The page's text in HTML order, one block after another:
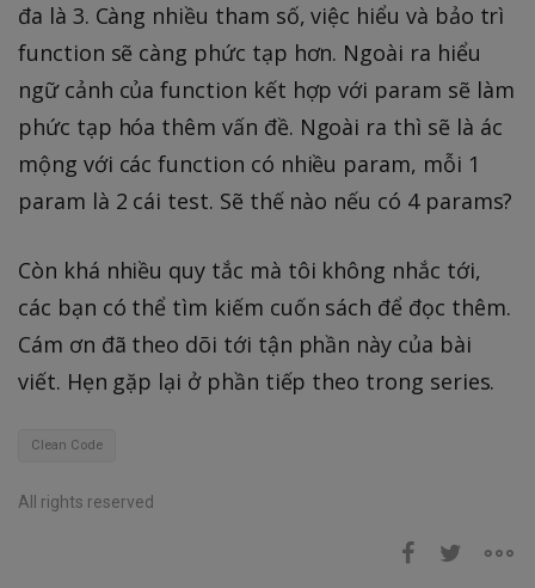
đa là 3. Càng nhiều tham số, việc hiểu và bảo trì
function sẽ càng phức tạp hơn. Ngoài ra hiểu
ngữ cảnh của function kết hợp với param sẽ làm
phức tạp hóa thêm vấn đề. Ngoài ra thì sẽ là ác
mộng với các function có nhiều param, mỗi 1
param là 2 cái test. Sẽ thế nào nếu có 4 params?
Còn khá nhiều quy tắc mà tôi không nhắc tới,
các bạn có thể tìm kiếm cuốn sách để đọc thêm.
Cám ơn đã theo dõi tới tận phần này của bài
viết. Hẹn gặp lại ở phần tiếp theo trong series.
Clean Code
All rights reserved